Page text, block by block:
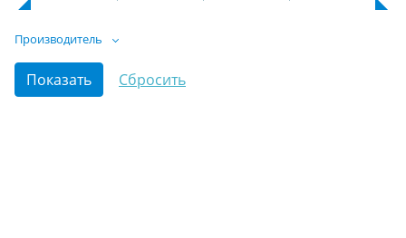
Производитель